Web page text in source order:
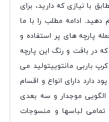
با نیازی که دارید، برای
دهید. ادامه مطلب را با ما
پارچه های پر استفاده و
در بافت و رنگ این پارچه
باربی مانتوییتولید می
دارد دارای انواع و اقسام
موجدار و سه بعدی
لباسها و منسوجات